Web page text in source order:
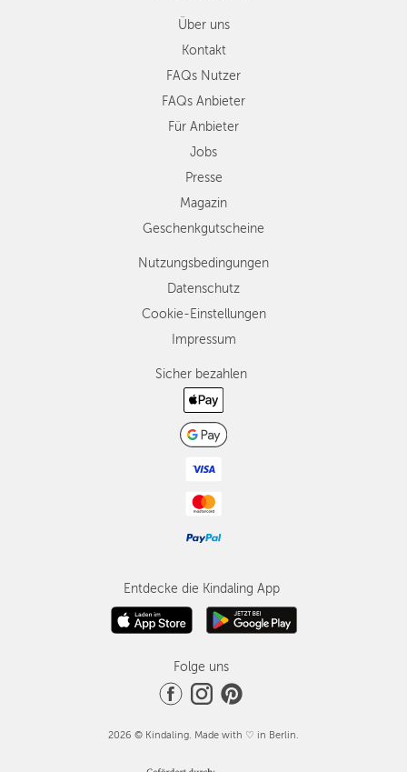
Über uns
Kontakt
FAQs Nutzer
FAQs Anbieter
Für Anbieter
Jobs
Presse
Magazin
Geschenkgutscheine
Nutzungsbedingungen
Datenschutz
Cookie-Einstellungen
Impressum
Sicher bezahlen
Entdecke die Kindaling App
Folge uns
2026 © Kindaling. Made with ♡ in Berlin.